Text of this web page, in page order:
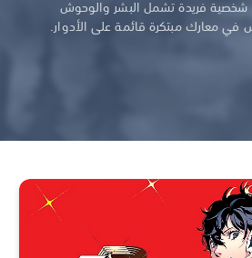
احشد جيشًا من أكثر من 60 شخصية فريدة تشمل البشر والوحوش
في معارك مبتكرة قائمة على الأدوار.